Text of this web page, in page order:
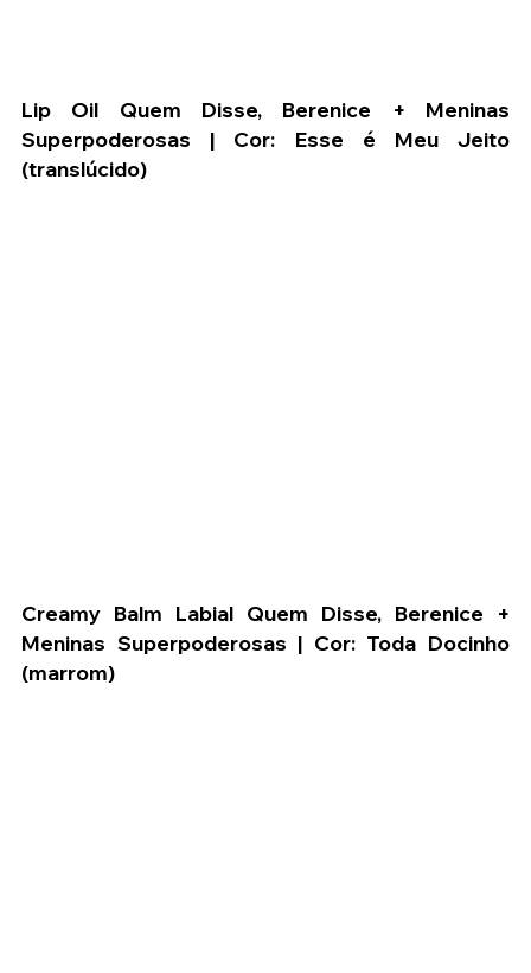
Lip Oil Quem Disse, Berenice + Meninas
Superpoderosas | Cor: Esse é Meu Jeito
(translúcido)
Creamy Balm Labial Quem Disse, Berenice +
Meninas Superpoderosas | Cor: Toda Docinho
(marrom)